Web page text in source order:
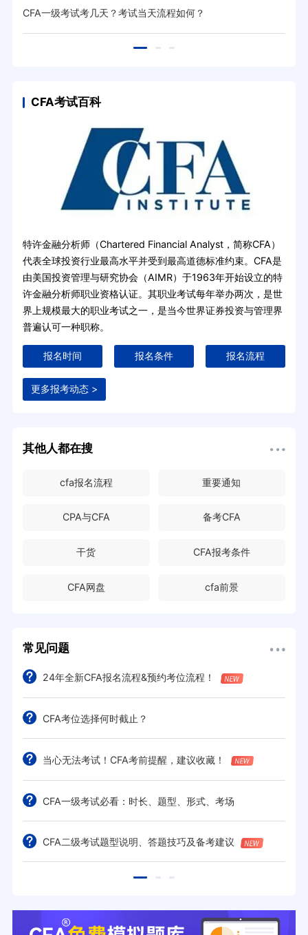
CFA一级考试考几天？考试当天流程如何？
CFA考试百科
特许金融分析师（Chartered Financial Analyst，简称CFA）
代表全球投资行业最高水平并受到最高道德标准约束。CFA是
由美国投资管理与研究协会（AIMR）于1963年开始设立的特
许金融分析师职业资格认证。其职业考试每年举办两次，是世
界上规模最大的职业考试之一，是当今世界证券投资与管理界
普遍认可一种职称。
报名时间 报名条件 报名流程
更多报考动态 >
其他人都在搜
cfa报名流程 重要通知
CPA与CFA 备考CFA
干货 CFA报考条件
CFA网盘 cfa前景
常见问题
24年全新CFA报名流程&预约考位流程！
CFA考位选择何时截止？
当心无法考试！CFA考前提醒，建议收藏！
CFA一级考试必看：时长、题型、形式、考场
CFA二级考试题型说明、答题技巧及备考建议